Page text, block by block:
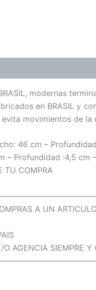
modernas
en BRASIL y
movimientos de
46 cm –
– Profundidad :4,5 cm
TU COMPRA
A UN
AGENCIA SIEMPRE